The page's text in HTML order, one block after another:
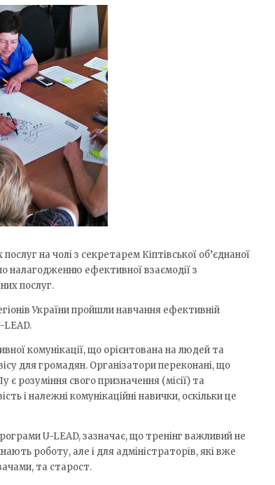
на чолі з секретарем Кіптівської об’єднаної
налагодженню ефективної взаємодії з
послуг.
України пройшли навчання ефективній
LEAD.
комунікації, що орієнтована на людей та
для громадян. Організатори переконані, що
розуміння свого призначення (місії) та
і належні комунікаційні навички, оскільки це
U-LEAD, зазначає, що тренінг важливий не
роботу, але і для адміністраторів, які вже
та старост.